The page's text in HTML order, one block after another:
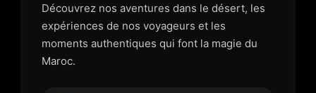
Découvrez nos aventures dans le désert, les
expériences de nos voyageurs et les
moments authentiques qui font la magie du
Maroc.